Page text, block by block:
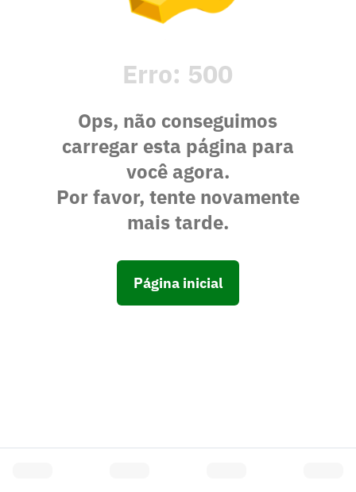
Erro: 500
Ops, não conseguimos
carregar esta página para
você agora.
Por favor, tente novamente
mais tarde.
Página inicial